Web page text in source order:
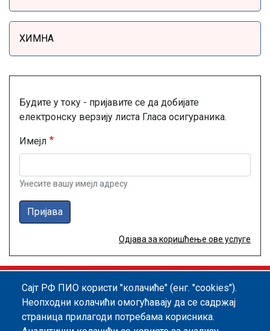
ХИМНА
Будите у току - пријавите се да добијате
електронску верзију листа Гласа осигураника.
Имејл
Унесите вашу имејл адресу
Пријава
Одјава за коришћење ове услуге
Footer menu
Информатор
Заштита података о личности
Политика квалитета
Сајт РФ ПИО користи "колачиће" (енг. "cookies").
Неопходни колачићи омогућавају да се садржај
страница прилагоди потребама корисника.